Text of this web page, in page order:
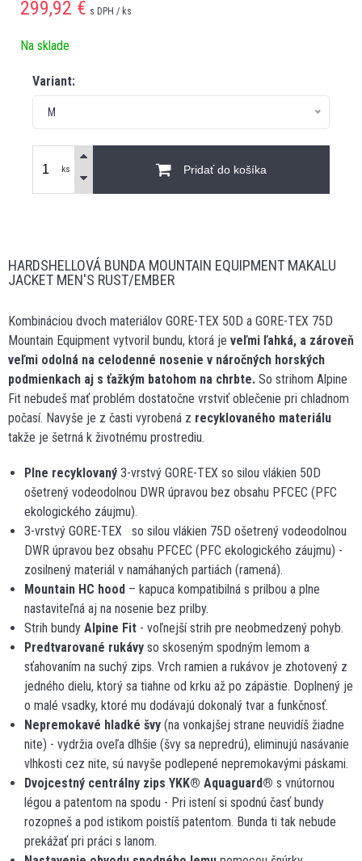
299,92 € s DPH / ks
Na sklade
Variant:
M
ks Pridať do košíka
HARDSHELLOVÁ BUNDA MOUNTAIN EQUIPMENT MAKALU
JACKET MEN'S RUST/EMBER
Kombináciou dvoch materiálov GORE-TEX 50D a GORE-TEX 75D
Mountain Equipment vytvoril bundu, ktorá je veľmi ľahká, a zároveň
veľmi odolná na celodenné nosenie v náročných horských
podmienkach aj s ťažkým batohom na chrbte. So strihom Alpine
Fit nebudeš mať problém dostatočne vrstviť oblečenie pri chladnom
počasí. Navyše je z časti vyrobená z recyklovaného materiálu
takže je šetrná k životnému prostrediu.
Plne recyklovaný 3-vrstvý GORE-TEX so silou vlákien 50D
ošetrený vodeodolnou DWR úpravou bez obsahu PFCEC (PFC
ekologického záujmu).
3-vrstvý GORE-TEX so silou vlákien 75D ošetrený vodeodolnou
DWR úpravou bez obsahu PFCEC (PFC ekologického záujmu) -
zosilnený materiál v namáhaných partiách (ramená).
Mountain HC hood – kapuca kompatibilná s prilbou a plne
nastaviteľná aj na nosenie bez prilby.
Strih bundy Alpine Fit - voľnejší strih pre neobmedzený pohyb.
Predtvarované rukávy so skoseným spodným lemom a
sťahovaním na suchý zips. Vrch ramien a rukávov je zhotovený z
jedného dielu, ktorý sa tiahne od krku až po zápästie. Doplnený je
o malé vsadky, ktoré mu dodávajú dokonalý tvar a funkčnosť.
Nepremokavé hladké švy (na vonkajšej strane neuvidíš žiadne
nite) - vydržia oveľa dlhšie (švy sa nepredrú), eliminujú nasávanie
vlhkosti cez nite, sú navyše podlepené nepremokavými páskami.
Dvojcestný centrálny zips YKK® Aquaguard® s vnútornou
légou a patentom na spodu - Pri istení si spodnú časť bundy
rozopneš a pod istikom poistíš patentom. Bunda ti tak nebude
prekážať pri práci s lanom.